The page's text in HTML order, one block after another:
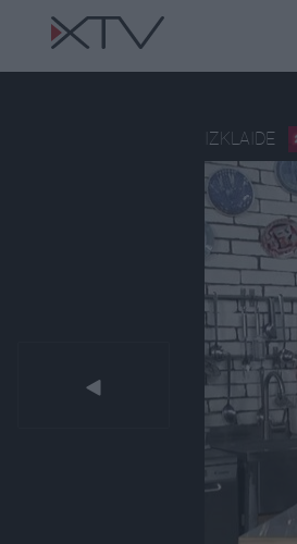
IZKLAIDE